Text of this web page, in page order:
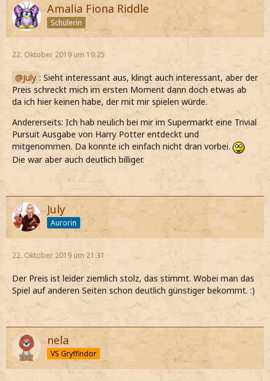
Amalia Fiona Riddle
Schülerin
22. Oktober 2019 um 19:25
July : Sieht interessant aus, klingt auch interessant, aber der
Preis schreckt mich im ersten Moment dann doch etwas ab
da ich hier keinen habe, der mit mir spielen würde.
Andererseits: Ich hab neulich bei mir im Supermarkt eine Trivial
Pursuit Ausgabe von Harry Potter entdeckt und
mitgenommen. Da konnte ich einfach nicht dran vorbei.
Die war aber auch deutlich billiger.
July
Aurorin
22. Oktober 2019 um 21:31
Der Preis ist leider ziemlich stolz, das stimmt. Wobei man das
Spiel auf anderen Seiten schon deutlich günstiger bekommt. :)
nela
VS Gryffindor